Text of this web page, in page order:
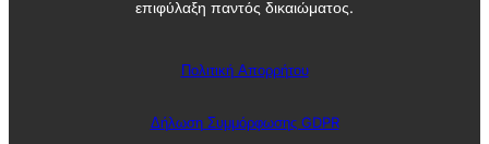
επιφύλαξη παντός δικαιώματος.
Πολιτική Απορρήτου
Δήλωση Συμμόρφωσης GDPR